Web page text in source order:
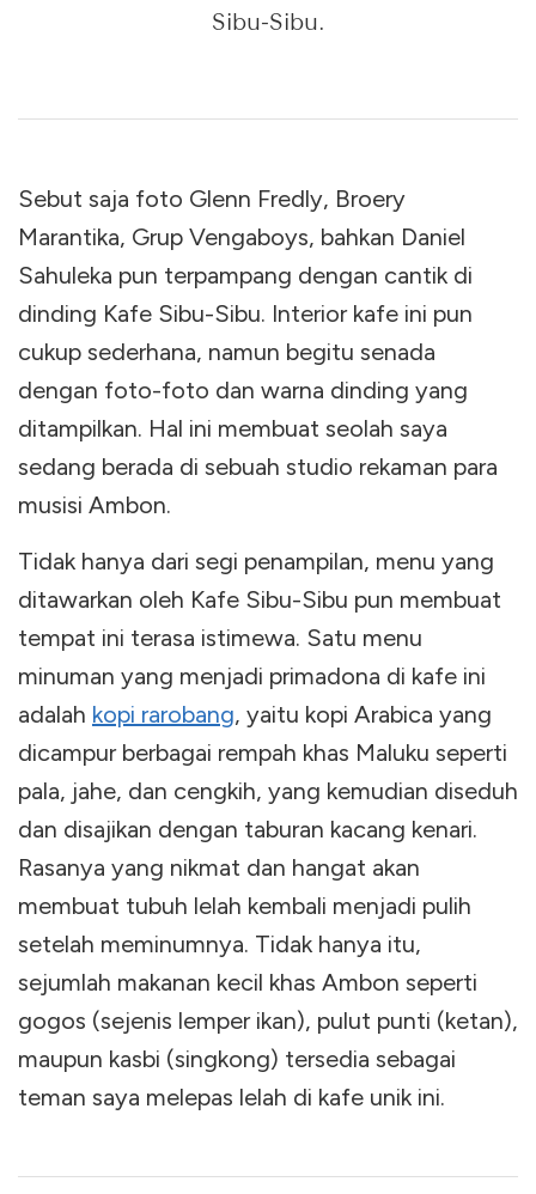
Sibu-Sibu.
Sebut saja foto Glenn Fredly, Broery
Marantika, Grup Vengaboys, bahkan Daniel
Sahuleka pun terpampang dengan cantik di
dinding Kafe Sibu-Sibu. Interior kafe ini pun
cukup sederhana, namun begitu senada
dengan foto-foto dan warna dinding yang
ditampilkan. Hal ini membuat seolah saya
sedang berada di sebuah studio rekaman para
musisi Ambon.
Tidak hanya dari segi penampilan, menu yang
ditawarkan oleh Kafe Sibu-Sibu pun membuat
tempat ini terasa istimewa. Satu menu
minuman yang menjadi primadona di kafe ini
adalah kopi rarobang, yaitu kopi Arabica yang
dicampur berbagai rempah khas Maluku seperti
pala, jahe, dan cengkih, yang kemudian diseduh
dan disajikan dengan taburan kacang kenari.
Rasanya yang nikmat dan hangat akan
membuat tubuh lelah kembali menjadi pulih
setelah meminumnya. Tidak hanya itu,
sejumlah makanan kecil khas Ambon seperti
gogos (sejenis lemper ikan), pulut punti (ketan),
maupun kasbi (singkong) tersedia sebagai
teman saya melepas lelah di kafe unik ini.